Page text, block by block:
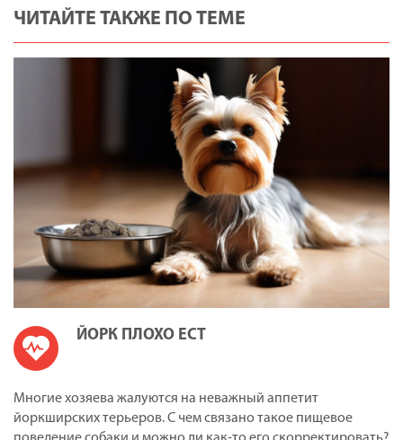
ЧИТАЙТЕ ТАКЖЕ ПО ТЕМЕ
ЙОРК ПЛОХО ЕСТ
Многие хозяева жалуются на неважный аппетит
йоркширских терьеров. С чем связано такое пищевое